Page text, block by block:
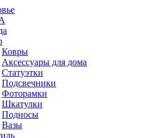
Ковры
Аксессуары для дома
Статуэтки
Подсвечники
Фоторамки
Шкатулки
Подносы
Вазы